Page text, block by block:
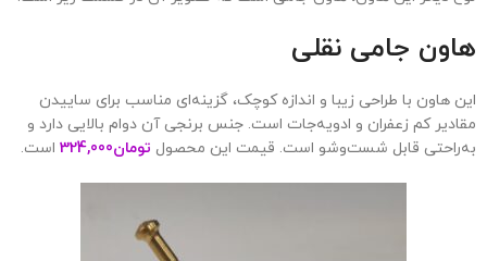
هاون جامی نقلی
این هاون با طراحی زیبا و اندازه کوچک، گزینه‌ای مناسب برای ساییدن
مقادیر کم زعفران و ادویه‌جات است. جنس برنجی آن دوام بالایی دارد و
به‌راحتی قابل شست‌وشو است. قیمت این محصول تومان324,000 است.